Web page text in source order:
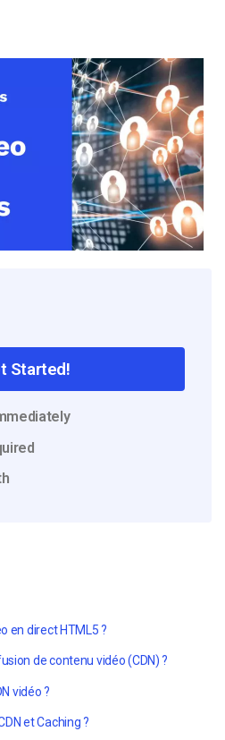
Started!
en direct HTML5 ?
de contenu vidéo (CDN) ?
vidéo ?
et Caching ?